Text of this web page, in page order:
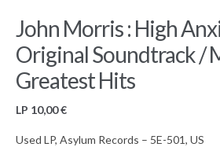
John Morris : High
Original Soundtrack /
Greatest Hits
LP 10,00€
Used LP, Asylum Records – 5E-501, US